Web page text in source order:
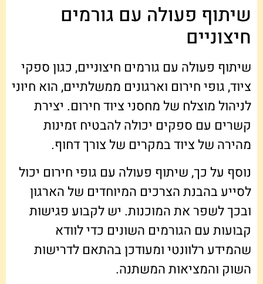
שיתוף פעולה עם גורמים
חיצוניים
שיתוף פעולה עם גורמים חיצוניים, כגון ספקי
ציוד, גופי חירום וארגונים ממשלתיים, הוא חיוני
לניהול מוצלח של מחסני ציוד חירום. יצירת
קשרים עם ספקים יכולה להבטיח זמינות
מהירה של ציוד במקרים של צורך דחוף.
נוסף על כך, שיתוף פעולה עם גופי חירום יכול
לסייע בהבנת הצרכים המיוחדים של הארגון
ובכך לשפר את המוכנות. יש לקבוע פגישות
קבועות עם הגורמים השונים כדי לוודא
שהמידע רלוונטי ומעודכן בהתאם לדרישות
השוק והמציאות המשתנה.